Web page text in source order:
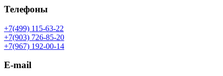
Телефоны
+7(499) 115-63-22
+7(903) 726-85-20
+7(967) 192-00-14
E-mail